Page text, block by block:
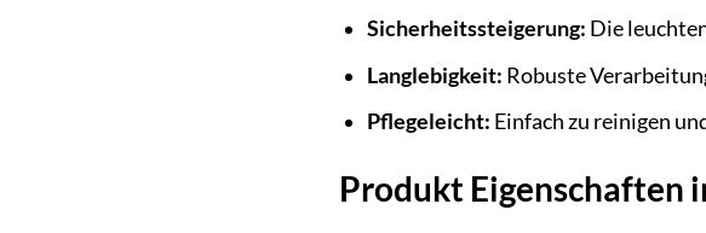
Sicherheitssteigerung: Die
Langlebigkeit: Robuste
Pflegeleicht: Einfach zu reinigen
Produkt Eigenschaften